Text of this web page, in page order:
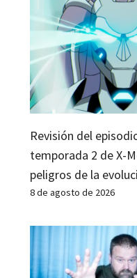
Revisión del
temporada 2 de X-
peligros de la
8 de agosto de 2026